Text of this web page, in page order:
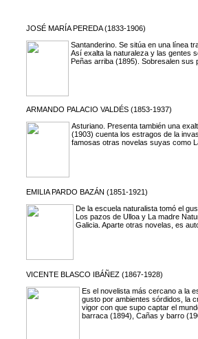
JOSÉ MARÍA PEREDA (1833-1906)
Santanderino. Se sitúa en una línea
Así exalta la naturaleza y las gentes
Peñas arriba (1895). Sobresalen sus
ARMANDO PALACIO VALDÉS (1853-1937)
Asturiano. Presenta también una
(1903) cuenta los estragos de la
famosas otras novelas suyas como
EMILIA PARDO BAZÁN (1851-1921)
De la escuela naturalista tomó el
Los pazos de Ulloa y La madre
Galicia. Aparte otras novelas, es
VICENTE BLASCO IBÁÑEZ (1867-1928)
Es el novelista más cercano a la
gusto por ambientes sórdidos, la
vigor con que supo captar el
barraca (1894), Cañas y barro